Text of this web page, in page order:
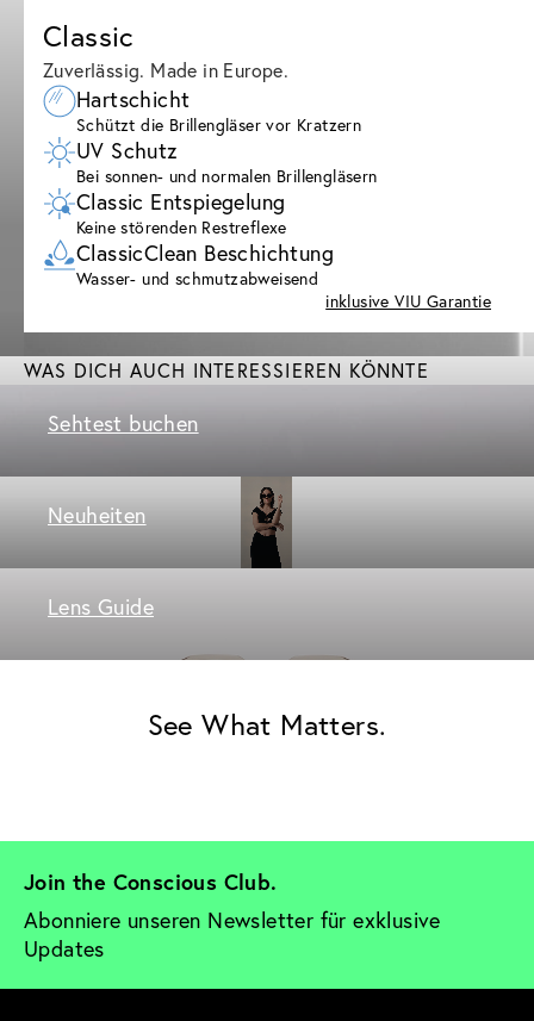
Classic
Zuverlässig. Made in Europe.
Hartschicht
Schützt die Brillengläser vor Kratzern
UV Schutz
Bei sonnen- und normalen Brillengläsern
Classic Entspiegelung
Keine störenden Restreflexe
ClassicClean Beschichtung
Wasser- und schmutzabweisend
inklusive VIU Garantie
WAS DICH AUCH INTERESSIEREN KÖNNTE
Sehtest buchen
Neuheiten
Lens Guide
See What Matters.
Join the Conscious Club.
Abonniere unseren Newsletter für exklusive
Updates